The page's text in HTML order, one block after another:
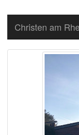
Christen am